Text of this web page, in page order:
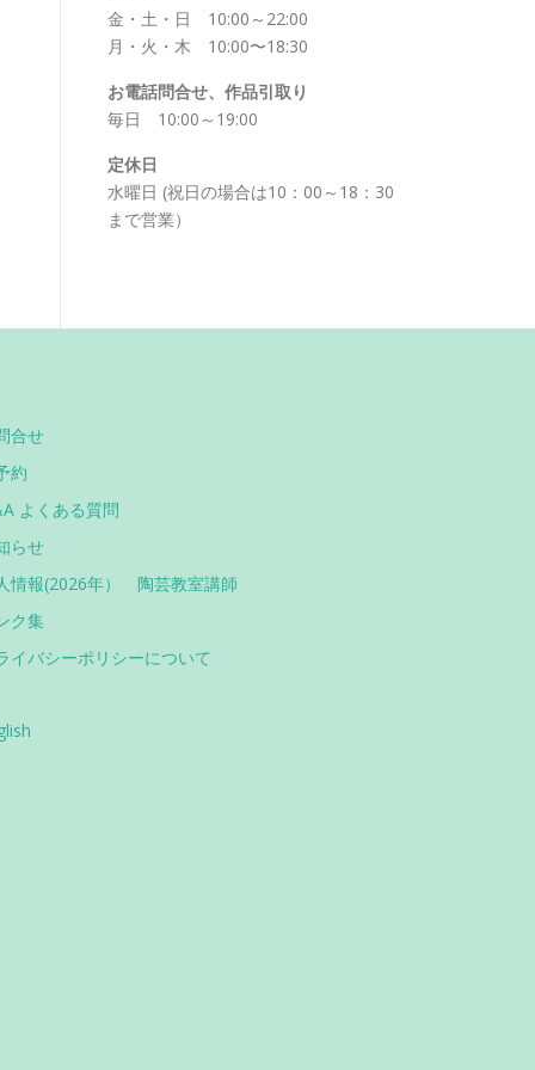
金・土・日 10:00～22:00
月・火・木 10:00〜18:30
お電話問合せ、作品引取り
毎日 10:00～19:00
定休日
水曜日 (祝日の場合は10：00～18：30
まで営業）
合せ
約
よくある質問
らせ
情報(2026年） 陶芸教室講師
ク集
イバシーポリシーについて